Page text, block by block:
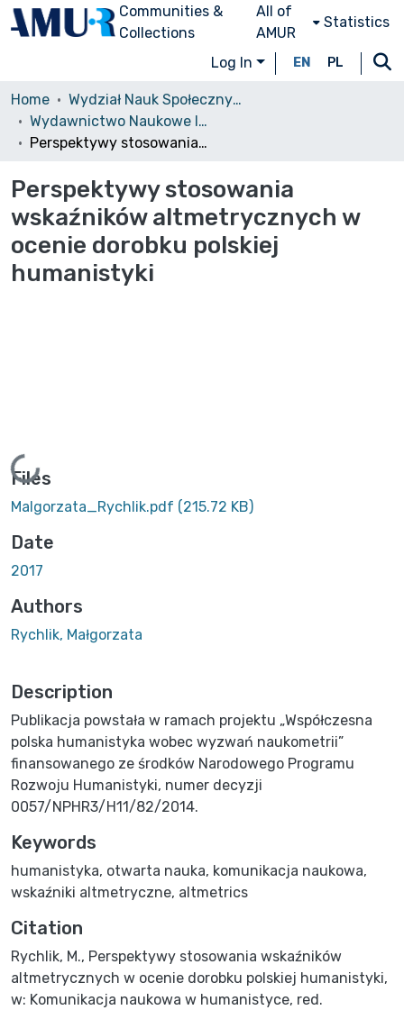
Communities &
Collections
All of
AMUR
Statistics
Log In EN PL
Home
Wydział Nauk Społecznych (WNS)/Faculty of Social Sciences
Wydawnictwo Naukowe Instytutu Filozofii UAM
Perspektywy stosowania wskaźników altmetrycznych w ocenie dorobku polskiej humanistyki
Perspektywy stosowania
wskaźników altmetrycznych w
ocenie dorobku polskiej
humanistyki
Loading...
Files
Malgorzata_Rychlik.pdf (215.72 KB)
Date
2017
Authors
Rychlik, Małgorzata
Description
Publikacja powstała w ramach projektu „Współczesna
polska humanistyka wobec wyzwań naukometrii”
finansowanego ze środków Narodowego Programu
Rozwoju Humanistyki, numer decyzji
0057/NPHR3/H11/82/2014.
Keywords
humanistyka, otwarta nauka, komunikacja naukowa,
wskaźniki altmetryczne, altmetrics
Citation
Rychlik, M., Perspektywy stosowania wskaźników
altmetrycznych w ocenie dorobku polskiej humanistyki,
w: Komunikacja naukowa w humanistyce, red.